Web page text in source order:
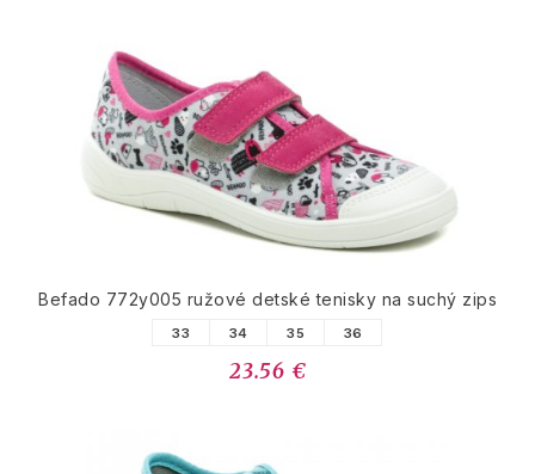
Befado 772y005 ružové detské tenisky na suchý zips
33 34 35 36
23.56 €